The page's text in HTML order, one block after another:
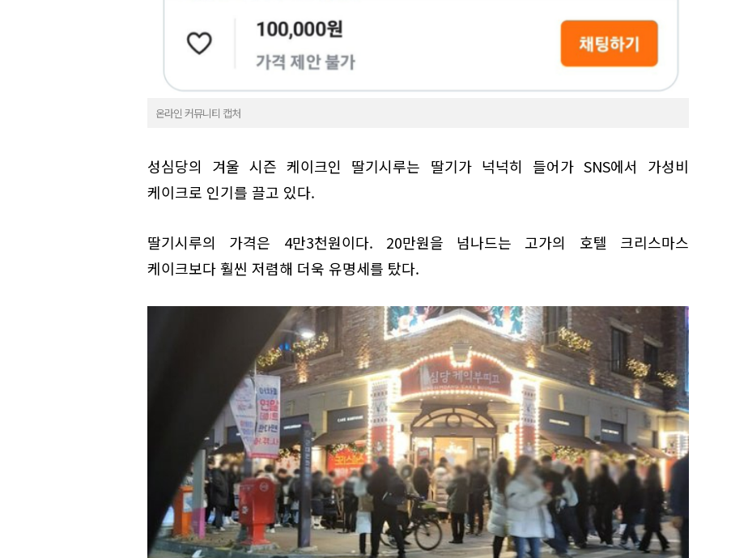
온라인 커뮤니티 캡처
성심당의 겨울 시즌 케이크인 딸기시루는 딸기가 넉넉히 들어가 SNS에서 가성비
케이크로 인기를 끌고 있다.
딸기시루의 가격은 4만3천원이다. 20만원을 넘나드는 고가의 호텔 크리스마스
케이크보다 훨씬 저렴해 더욱 유명세를 탔다.